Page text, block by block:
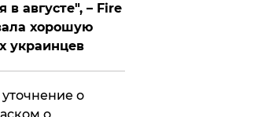
августе", – Fire
хорошую
украинцев
о